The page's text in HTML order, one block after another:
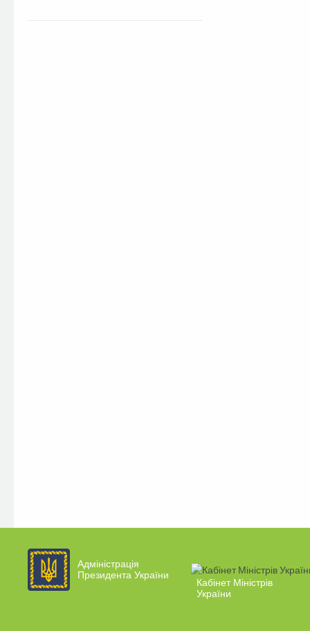
Адміністрація
Президента України
Кабінет Міністрів
України